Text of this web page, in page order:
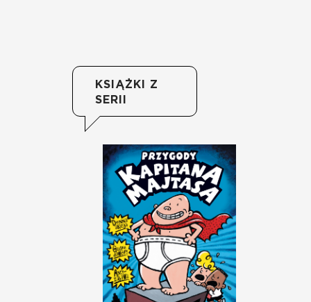
KSIĄŻKI Z
SERII